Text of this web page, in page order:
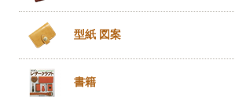
型紙 図案
書籍